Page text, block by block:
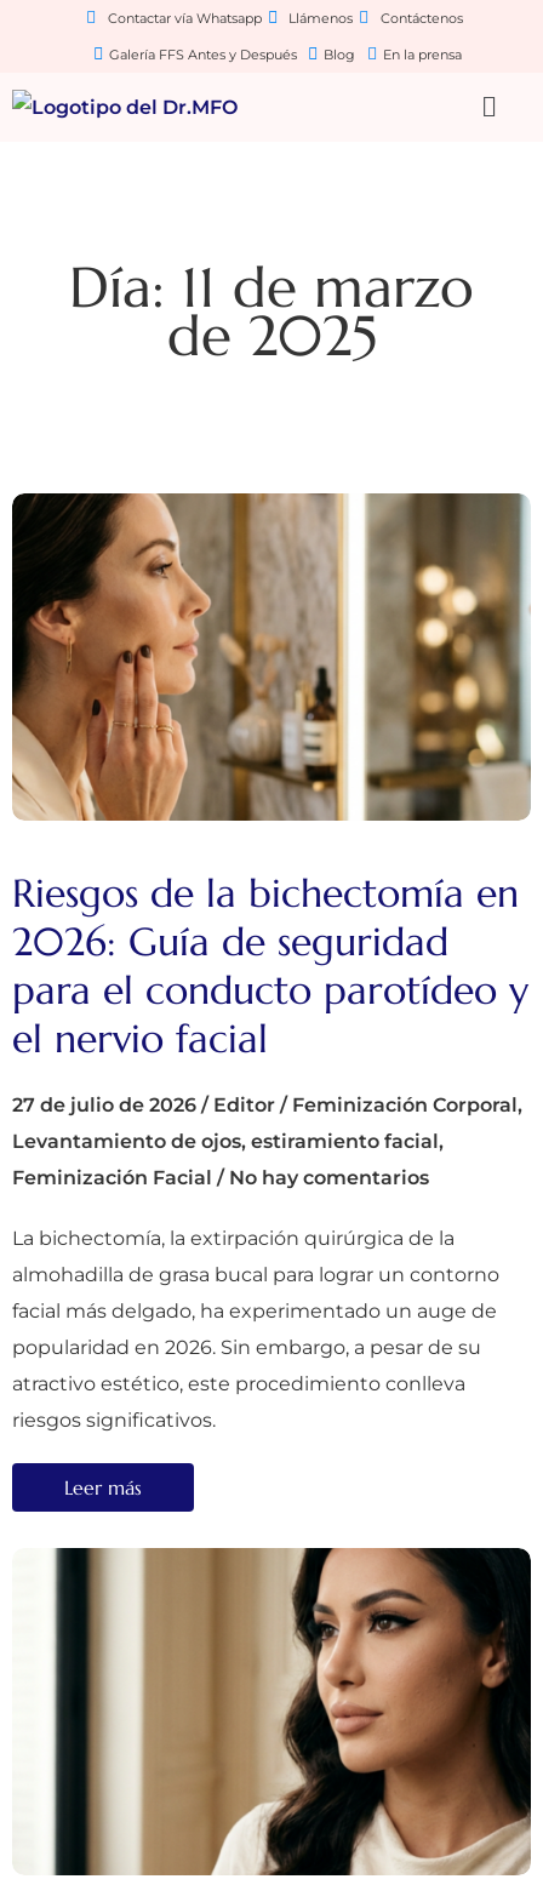
Contactar vía Whatsapp Llámenos Contáctenos
Galería FFS Antes y Después Blog En la prensa
Día: 11 de marzo
de 2025
Riesgos de la bichectomía en
2026: Guía de seguridad
para el conducto parotídeo y
el nervio facial
27 de julio de 2026 / Editor / Feminización Corporal,
Levantamiento de ojos, estiramiento facial,
Feminización Facial / No hay comentarios
La bichectomía, la extirpación quirúrgica de la
almohadilla de grasa bucal para lograr un contorno
facial más delgado, ha experimentado un auge de
popularidad en 2026. Sin embargo, a pesar de su
atractivo estético, este procedimiento conlleva
riesgos significativos.
Leer más